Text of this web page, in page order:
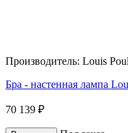
Производитель: Louis
Бра - настенная лампа
70 139 ₽